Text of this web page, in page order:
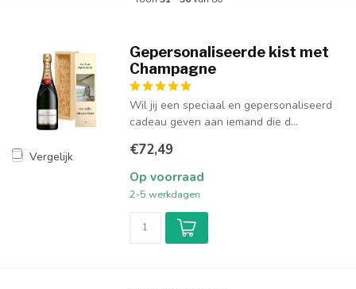
Vergelijk
Gepersonaliseerde kist met
Champagne
Wil jij een speciaal en gepersonaliseerd
cadeau geven aan iemand die d...
€72,49
Op voorraad
2-5 werkdagen